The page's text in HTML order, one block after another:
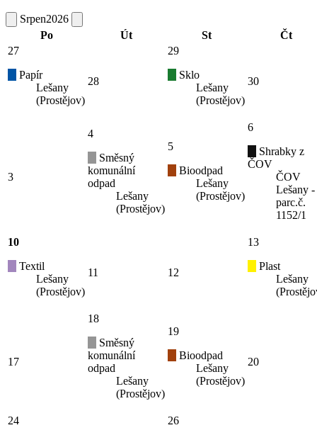
Srpen2026
Po
Út St
Čt
27
Papír
Lešany
(Prostějov)
28
29
Sklo
Lešany
(Prostějov)
30
3
4
Směsný
komunální
odpad
Lešany
(Prostějov)
5
Bioodpad
Lešany
(Prostějov)
6
Shrabky z
ČOV
ČOV
Lešany -
parc.č.
1152/1
10
Textil
Lešany
(Prostějov)
11 12
13
Plast
Lešany
17
18
Směsný
komunální
odpad
Lešany
(Prostějov)
19
Bioodpad
Lešany
(Prostějov)
20
24
26